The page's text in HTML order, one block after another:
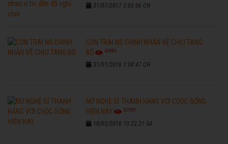
31/07/2017 5:03:06 CH
CON TRAI NS CHINH NHẪN VỀ CHỊU TANG
BỐ
42985
31/01/2016 1:08:47 CH
NỮ NGHỆ SĨ THANH HẰNG VỚI CUỘC SỐNG
HIỆN NAY
32583
18/05/2016 10:22:21 SA